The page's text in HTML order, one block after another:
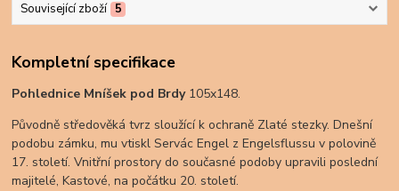
Související zboží 5
Kompletní specifikace
Pohlednice Mníšek pod Brdy 105x148.
Původně středověká tvrz sloužící k ochraně Zlaté stezky. Dnešní
podobu zámku, mu vtiskl Servác Engel z Engelsflussu v polovině
17. století. Vnitřní prostory do současné podoby upravili poslední
majitelé, Kastové, na počátku 20. století.